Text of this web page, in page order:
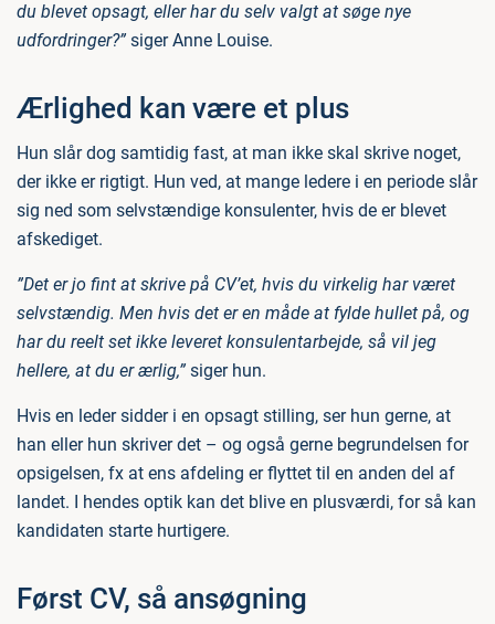
du blevet opsagt, eller har du selv valgt at søge nye
udfordringer?”siger Anne Louise.
Ærlighed kan være et plus
Hun slår dog samtidig fast, at man ikke skal skrive noget,
der ikke er rigtigt. Hun ved, at mange ledere i en periode slår
sig ned som selvstændige konsulenter, hvis de er blevet
afskediget.
”Det er jo fint at skrive på CV’et, hvis du virkelig har været
selvstændig. Men hvis det er en måde at fylde hullet på, og
har du reelt set ikke leveret konsulentarbejde, så vil jeg
hellere, at du er ærlig,”siger hun.
Hvis en leder sidder i en opsagt stilling, ser hun gerne, at
han eller hun skriver det – og også gerne begrundelsen for
opsigelsen, fx at ens afdeling er flyttet til en anden del af
landet. I hendes optik kan det blive en plusværdi, for så kan
kandidaten starte hurtigere.
Først CV, så ansøgning